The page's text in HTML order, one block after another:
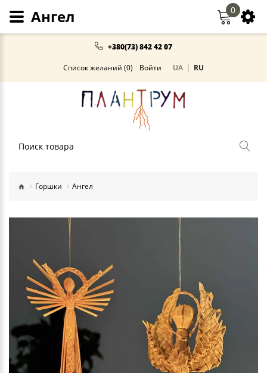
+380(73) 842 42 07
Список желаний (0) Войти UA RU
0
Горшки Ангел
Ангел